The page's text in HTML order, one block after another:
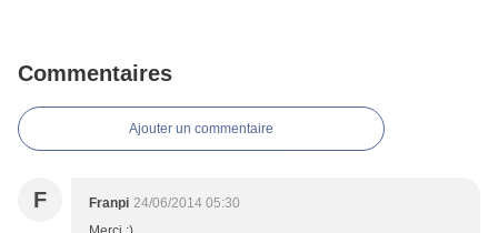
Commentaires
Ajouter un commentaire
F Franpi 24/06/2014 05:30